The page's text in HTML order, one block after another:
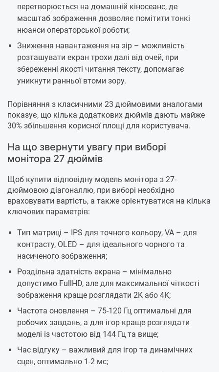
перетворюється на домашній кіносеанс, де
масштаб зображення дозволяє помітити тонкі
нюанси операторської роботи;
Зниження навантаження на зір – можливість
розташувати екран трохи далі від очей, при
збереженні якості читання тексту, допомагає
уникнути ранньої втоми зору.
Порівняння з класичними 23 дюймовими аналогами
показує, що кілька додаткових дюймів дають майже
30% збільшення корисної площі для користувача.
На що звернути увагу при виборі
монітора 27 дюймів
Щоб купити відповідну модель монітора з 27-
дюймовою діагоналлю, при виборі необхідно
враховувати вартість, а также орієнтуватися на кілька
ключових параметрів:
Тип матриці – IPS для точного кольору, VA – для
контрасту, OLED – для ідеального чорного та
насиченого зображення;
Роздільна здатність екрана – мінімально
допустимо FullHD, але для максимальної чіткості
зображення краще розглядати 2K або 4К;
Частота оновлення – 75-120 Гц оптимальні для
робочих завдань, а для ігор краще розглядати
моделі із частотою від 144 Гц та вище;
Час відгуку – важливий для ігор та динамічних
сцен, оптимально 1-2 мс;